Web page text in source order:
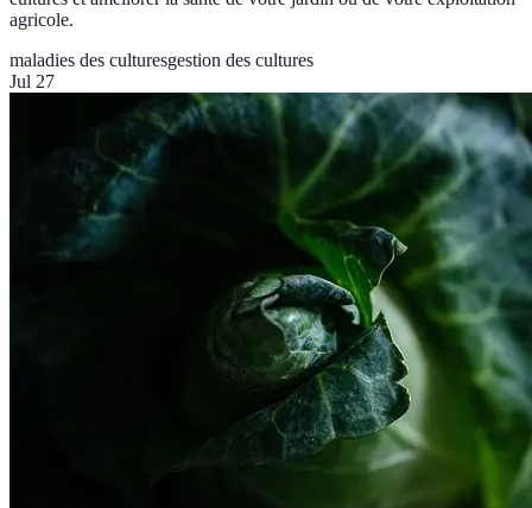
agricole.
maladies des culturesgestion des cultures
Jul 27